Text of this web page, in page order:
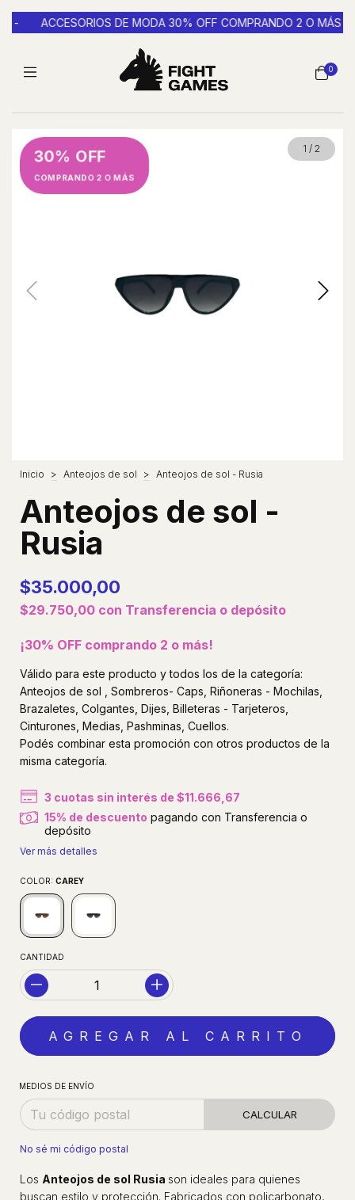
ACCESORIOS DE MODA 30% OFF COMPRANDO 2 O MÁS -
0
30% OFF
COMPRANDO 2 O MÁS
1 / 2
Inicio > Anteojos de sol > Anteojos de sol - Rusia
Anteojos de sol -
Rusia
$35.000,00
$29.750,00 con Transferencia o depósito
¡30% OFF comprando 2 o más!
Válido para este producto y todos los de la categoría:
Anteojos de sol , Sombreros- Caps, Riñoneras - Mochilas,
Brazaletes, Colgantes, Dijes, Billeteras - Tarjeteros,
Cinturones, Medias, Pashminas, Cuellos.
Podés combinar esta promoción con otros productos de la
misma categoría.
3 cuotas sin interés de$11.666,67
15% de descuento pagando con Transferencia o
depósito
Ver más detalles
COLOR: CAREY
CANTIDAD
MEDIOS DE ENVÍO
CALCULAR
No sé mi código postal
Los Anteojos de sol Rusia son ideales para quienes
buscan estilo y protección. Fabricados con policarbonato,